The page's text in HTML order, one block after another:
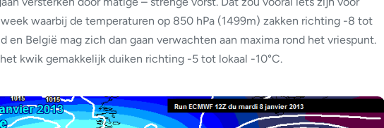
waarbij de temperaturen op 850 hPa (1499m) zakken richting -8 tot
en België mag zich dan gaan verwachten aan maxima rond het vriespunt.
kwik gemakkelijk duiken richting -5 tot lokaal -10°C.